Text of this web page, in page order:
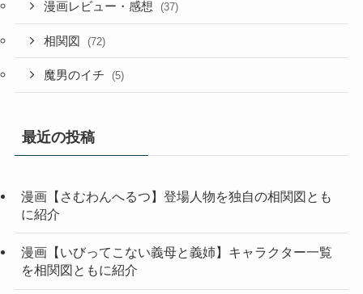
漫画レビュー・感想 (37)
相関図 (72)
魔男のイチ (5)
最近の投稿
漫画【さむわんへるつ】登場人物を独自の相関図とも
に紹介
漫画【いびってこない義母と義姉】キャラクター一覧
を相関図ともに紹介